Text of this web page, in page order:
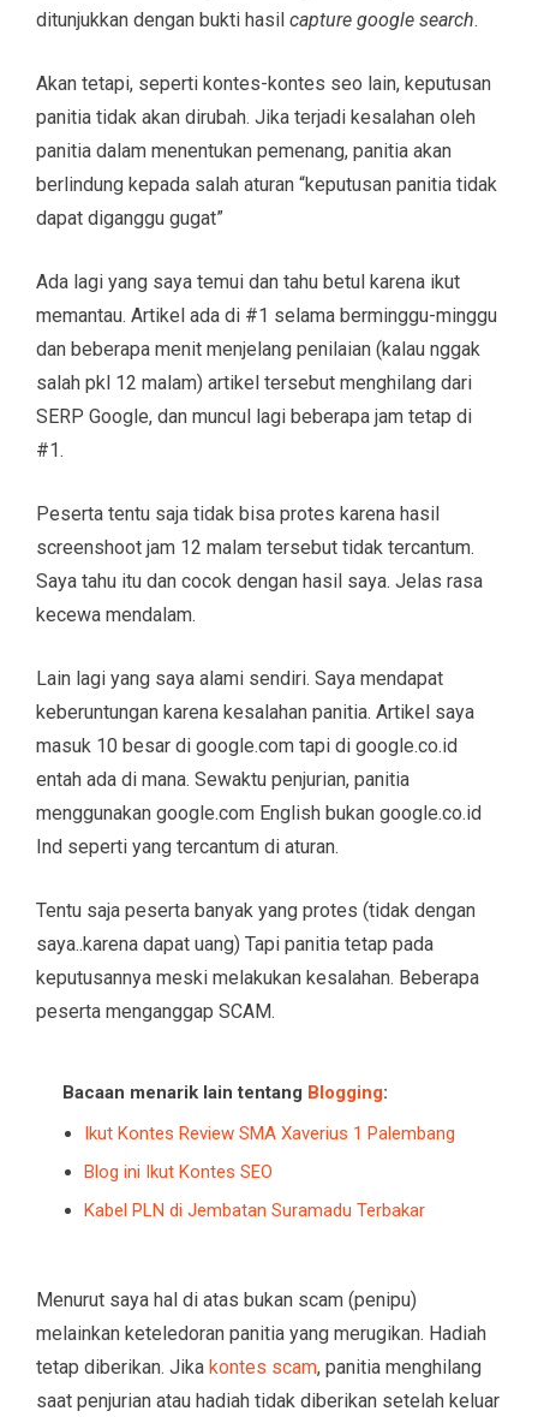
ditunjukkan dengan bukti hasil capture google search.
Akan tetapi, seperti kontes-kontes seo lain, keputusan
panitia tidak akan dirubah. Jika terjadi kesalahan oleh
panitia dalam menentukan pemenang, panitia akan
berlindung kepada salah aturan “keputusan panitia tidak
dapat diganggu gugat”
Ada lagi yang saya temui dan tahu betul karena ikut
memantau. Artikel ada di #1 selama berminggu-minggu
dan beberapa menit menjelang penilaian (kalau nggak
salah pkl 12 malam) artikel tersebut menghilang dari
SERP Google, dan muncul lagi beberapa jam tetap di
#1.
Peserta tentu saja tidak bisa protes karena hasil
screenshoot jam 12 malam tersebut tidak tercantum.
Saya tahu itu dan cocok dengan hasil saya. Jelas rasa
kecewa mendalam.
Lain lagi yang saya alami sendiri. Saya mendapat
keberuntungan karena kesalahan panitia. Artikel saya
masuk 10 besar di google.com tapi di google.co.id
entah ada di mana. Sewaktu penjurian, panitia
menggunakan google.com English bukan google.co.id
Ind seperti yang tercantum di aturan.
Tentu saja peserta banyak yang protes (tidak dengan
saya..karena dapat uang) Tapi panitia tetap pada
keputusannya meski melakukan kesalahan. Beberapa
peserta menganggap SCAM.
Bacaan menarik lain tentang Blogging:
Ikut Kontes Review SMA Xaverius 1 Palembang
Blog ini Ikut Kontes SEO
Kabel PLN di Jembatan Suramadu Terbakar
Menurut saya hal di atas bukan scam (penipu)
melainkan keteledoran panitia yang merugikan. Hadiah
tetap diberikan. Jika kontes scam, panitia menghilang
saat penjurian atau hadiah tidak diberikan setelah keluar